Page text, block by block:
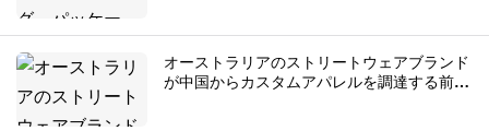
オーストラリアのストリートウェアブランド
が中国からカスタムアパレルを調達する前に